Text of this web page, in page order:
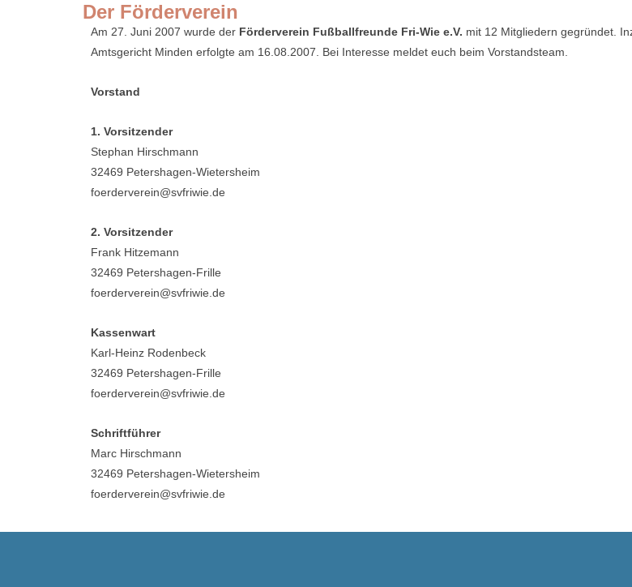
Der Förderverein
Am 27. Juni 2007 wurde der Förderverein Fußballfreunde Fri-Wie e.V. mit 12 Mitgliedern gegründet.
Amtsgericht Minden erfolgte am 16.08.2007. Bei Interesse meldet euch beim Vorstandsteam.
Vorstand
1. Vorsitzender
Stephan Hirschmann
32469 Petershagen-Wietersheim
foerderverein@svfriwie.de
2. Vorsitzender
Frank Hitzemann
32469 Petershagen-Frille
foerderverein@svfriwie.de
Kassenwart
Karl-Heinz Rodenbeck
32469 Petershagen-Frille
foerderverein@svfriwie.de
Schriftführer
Marc Hirschmann
32469 Petershagen-Wietersheim
foerderverein@svfriwie.de